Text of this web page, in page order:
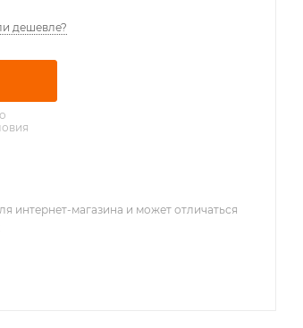
дешевле?
интернет-магазина и может отличаться